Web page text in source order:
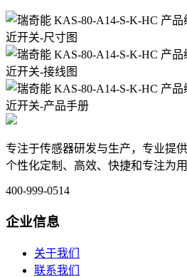
专注于传感器研发与生产，专业提
个性化定制、高效、快捷和专注为
400-999-0514
企业信息
关于我们
联系我们